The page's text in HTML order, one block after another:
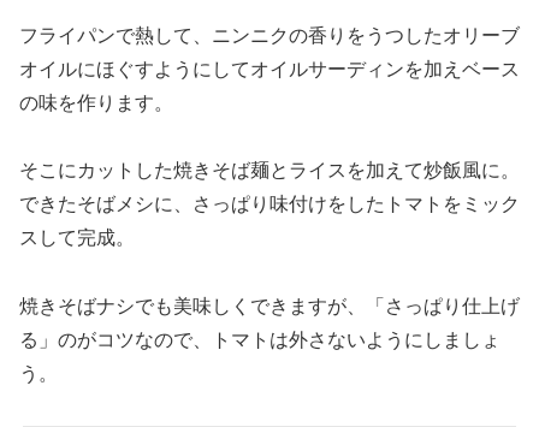
フライパンで熱して、ニンニクの香りをうつしたオリーブ
オイルにほぐすようにしてオイルサーディンを加えベース
の味を作ります。
そこにカットした焼きそば麺とライスを加えて炒飯風に。
できたそばメシに、さっぱり味付けをしたトマトをミック
スして完成。
焼きそばナシでも美味しくできますが、「さっぱり仕上げ
る」のがコツなので、トマトは外さないようにしましょ
う。